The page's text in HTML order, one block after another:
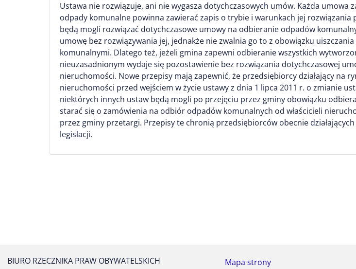
Ustawa nie rozwiązuje, ani nie wygasza dotychczasowych umów. Każda
odpady komunalne powinna zawierać zapis o trybie i warunkach jej
będą mogli rozwiązać dotychczasowe umowy na odbieranie odpadów
umowę bez rozwiązywania jej, jednakże nie zwalnia go to z obowiązku
komunalnymi. Dlatego też, jeżeli gmina zapewni odbieranie wszystkich
nieuzasadnionym wydaje się pozostawienie bez rozwiązania dotychczasowej
nieruchomości. Nowe przepisy mają zapewnić, że przedsiębiorcy działający na
nieruchomości przed wejściem w życie ustawy z dnia 1 lipca 2011 r. o zmianie
niektórych innych ustaw będą mogli po przejęciu przez gminy obowiązku
starać się o zamówienia na odbiór odpadów komunalnych od właścicieli
przez gminy przetargi. Przepisy te chronią przedsiębiorców obecnie
legislacji.
BIURO RZECZNIKA PRAW OBYWATELSKICH
Mapa strony